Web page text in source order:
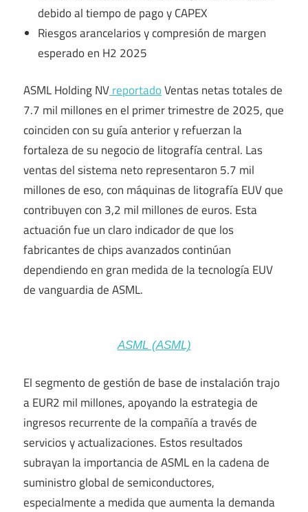
debido al tiempo de pago y CAPEX
Riesgos arancelarios y compresión de margen
esperado en H2 2025
ASML Holding NVreportadoVentas netas totales de
7.7 mil millones en el primer trimestre de 2025, que
coinciden con su guía anterior y refuerzan la
fortaleza de su negocio de litografía central. Las
ventas del sistema neto representaron 5.7 mil
millones de eso, con máquinas de litografía EUV que
contribuyen con 3,2 mil millones de euros. Esta
actuación fue un claro indicador de que los
fabricantes de chips avanzados continúan
dependiendo en gran medida de la tecnología EUV
de vanguardia de ASML.
ASML (ASML)
El segmento de gestión de base de instalación trajo
a EUR2 mil millones, apoyando la estrategia de
ingresos recurrente de la compañía a través de
servicios y actualizaciones. Estos resultados
subrayan la importancia de ASML en la cadena de
suministro global de semiconductores,
especialmente a medida que aumenta la demanda